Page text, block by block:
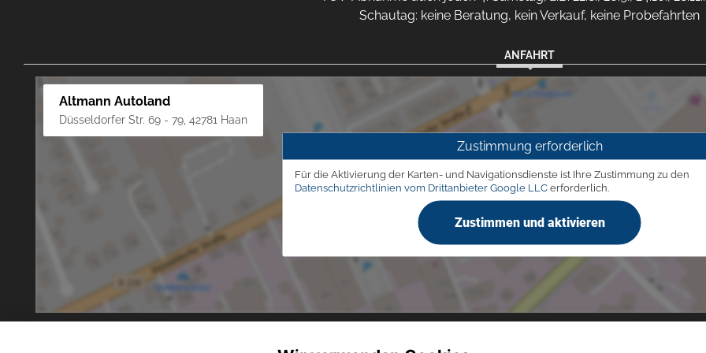
Schautag: keine Beratung, kein Verkauf, keine Probefahrten
ANFAHRT
Altmann Autoland
Düsseldorfer Str. 69 - 79, 42781 Haan
Zustimmung erforderlich
Für die Aktivierung der Karten- und Navigationsdienste ist Ihre Zustimmung zu den
Datenschutzrichtlinien vom Drittanbieter Google LLCerforderlich.
Zustimmen und aktivieren